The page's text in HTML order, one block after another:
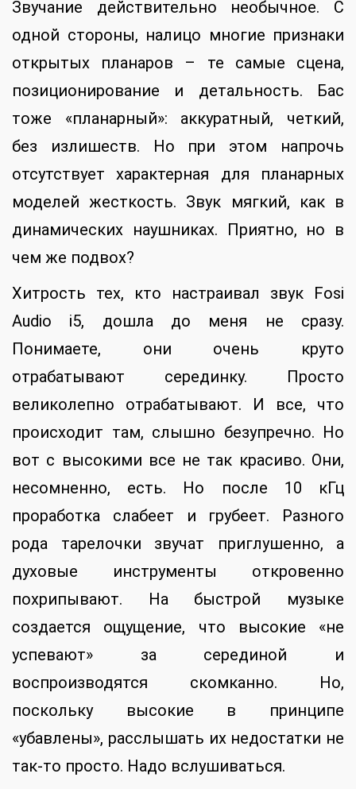
Звучание действительно необычное. С
одной стороны, налицо многие признаки
открытых планаров – те самые сцена,
позиционирование и детальность. Бас
тоже «планарный»: аккуратный, четкий,
без излишеств. Но при этом напрочь
отсутствует характерная для планарных
моделей жесткость. Звук мягкий, как в
динамических наушниках. Приятно, но в
чем же подвох?
Хитрость тех, кто настраивал звук Fosi
Audio i5, дошла до меня не сразу.
Понимаете, они очень круто
отрабатывают серединку. Просто
великолепно отрабатывают. И все, что
происходит там, слышно безупречно. Но
вот с высокими все не так красиво. Они,
несомненно, есть. Но после 10 кГц
проработка слабеет и грубеет. Разного
рода тарелочки звучат приглушенно, а
духовые инструменты откровенно
похрипывают. На быстрой музыке
создается ощущение, что высокие «не
успевают» за серединой и
воспроизводятся скомканно. Но,
поскольку высокие в принципе
«убавлены», расслышать их недостатки не
так-то просто. Надо вслушиваться.